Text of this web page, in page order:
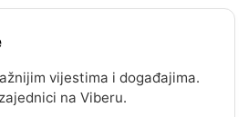
vijestima i događajima.
na Viberu.